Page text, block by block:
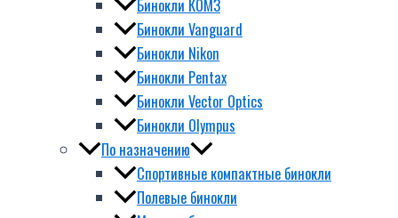
Бинокли КОМЗ
Бинокли Vanguard
Бинокли Nikon
Бинокли Pentax
Бинокли Vector Optics
Бинокли Olympus
По назначению
Спортивные компактные бинокли
Полевые бинокли